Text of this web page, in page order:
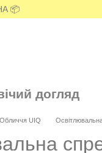
📦
догляд
Обличчя UIQ